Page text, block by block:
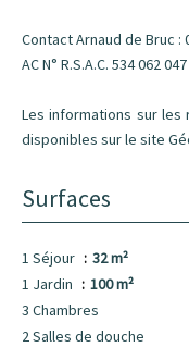
Contact Arnaud de Bruc :
AC N° R.S.A.C. 534 062
Les informations sur
disponibles sur le site
Surfaces
1 Séjour
32 m²
1 Jardin
100 m²
3 Chambres
2 Salles de douche